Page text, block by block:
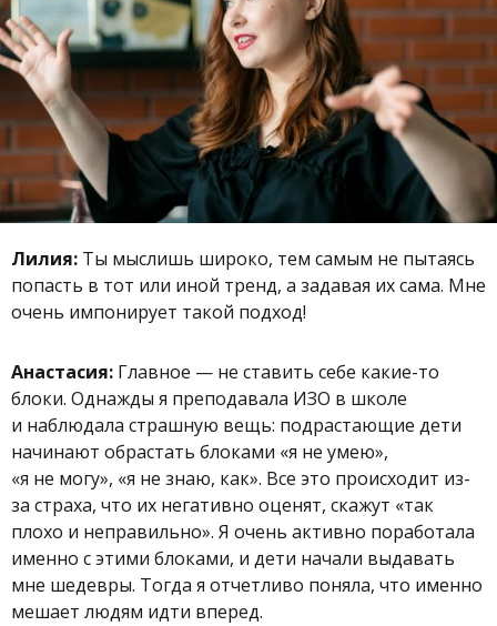
Лилия: Ты мыслишь широко, тем самым не пытаясь
попасть в тот или иной тренд, а задавая их сама. Мне
очень импонирует такой подход!
Анастасия: Главное — не ставить себе какие-то
блоки. Однажды я преподавала ИЗО в школе
и наблюдала страшную вещь: подрастающие дети
начинают обрастать блоками «я не умею»,
«я не могу», «я не знаю, как». Все это происходит из-
за страха, что их негативно оценят, скажут «так
плохо и неправильно». Я очень активно поработала
именно с этими блоками, и дети начали выдавать
мне шедевры. Тогда я отчетливо поняла, что именно
мешает людям идти вперед.